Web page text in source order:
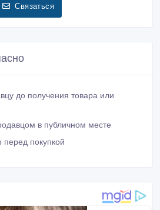
Связаться
до получения товара или
в публичном месте
перед покупкой